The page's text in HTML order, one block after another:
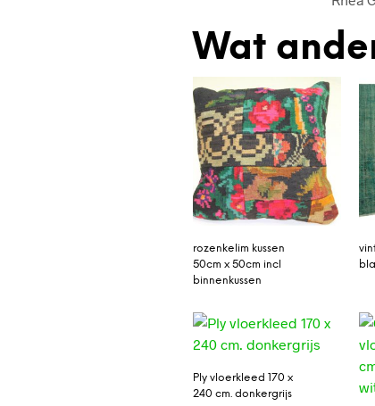
Wat
rozenkelim kussen
50cm x 50cm incl
binnenkussen
Ply vloerkleed 170 x
240 cm. donkergrijs